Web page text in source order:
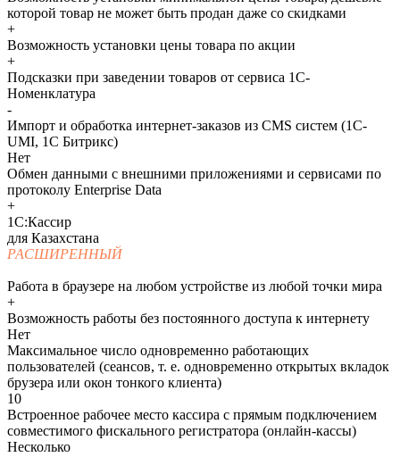
которой товар не может быть продан даже со скидками
+
Возможность установки цены товара по акции
+
Подсказки при заведении товаров от сервиса 1С-
Номенклатура
-
Импорт и обработка интернет-заказов из CMS систем (1С-
UMI, 1С Битрикс)
Нет
Обмен данными с внешними приложениями и сервисами по
протоколу Enterprise Data
+
1С:Кассир
для Казахстана
РАСШИРЕННЫЙ
Работа в браузере на любом устройстве из любой точки мира
+
Возможность работы без постоянного доступа к интернету
Нет
Максимальное число одновременно работающих
пользователей (сеансов, т. е. одновременно открытых вкладок
брузера или окон тонкого клиента)
10
Встроенное рабочее место кассира с прямым подключением
совместимого фискального регистратора (онлайн-кассы)
Несколько